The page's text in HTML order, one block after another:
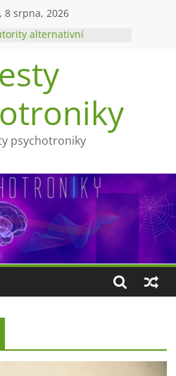
8 srpna, 2026
alternativní
Anny Göldi
psychotroniky